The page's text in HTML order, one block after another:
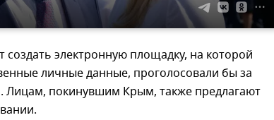
создать электронную площадку, на которой
личные данные, проголосовали бы за
Лицам, покинувшим Крым, также предлагают